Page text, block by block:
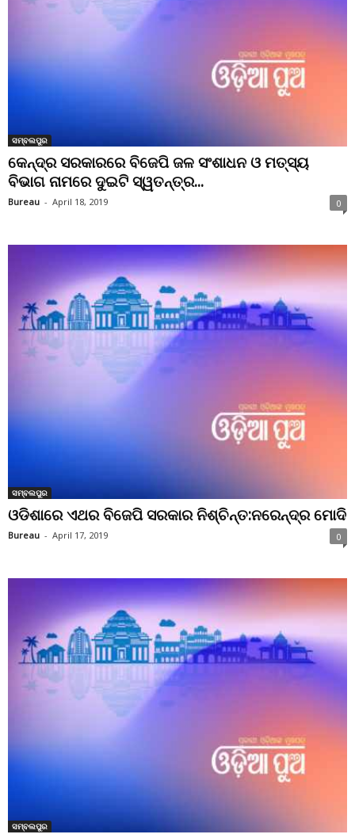
ସମ୍ବଲପୁର
କେନ୍ଦ୍ର ସରକାରରେ ବିଜେପି ଜଳ ସଂଶାଧନ ଓ ମତ୍ସ୍ୟ
ବିଭାଗ ନାମରେ ଦୁଇଟି ସ୍ୱତନ୍ତ୍ର...
Bureau - April 18, 2019 0
ସମ୍ବଲପୁର
ଓଡିଶାରେ ଏଥର ବିଜେପି ସରକାର ନିଶ୍ଚିନ୍ତ:ନରେନ୍ଦ୍ର ମୋଦି
Bureau - April 17, 2019 0
ସମ୍ବଲପୁର